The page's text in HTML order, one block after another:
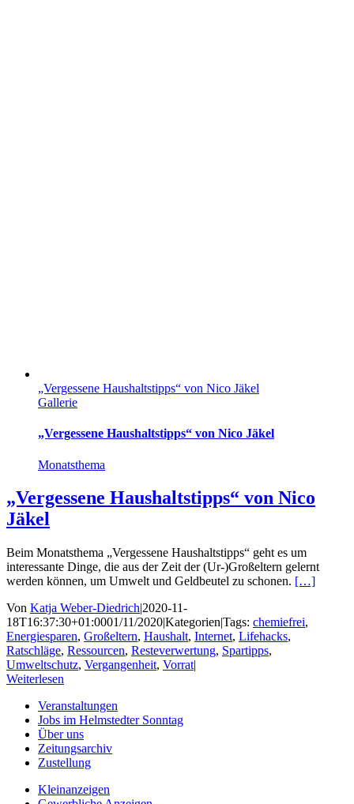
„Vergessene Haushaltstipps“ von Nico Jäkel
Gallerie
„Vergessene Haushaltstipps“ von Nico Jäkel
Monatsthema
„Vergessene Haushaltstipps“ von Nico
Jäkel
Beim Monatsthema „Vergessene Haushaltstipps“ geht es um
interessante Dinge, die aus der Zeit der (Ur-)Großeltern gelernt
werden können, um Umwelt und Geldbeutel zu schonen. […]
Von Katja Weber-Diedrich|2020-11-
18T16:37:30+01:0001/11/2020|Kategorien|Tags: chemiefrei,
Energiesparen, Großeltern, Haushalt, Internet, Lifehacks,
Ratschläge, Ressourcen, Resteverwertung, Spartipps,
Umweltschutz, Vergangenheit, Vorrat|
Weiterlesen
Veranstaltungen
Jobs im Helmstedter Sonntag
Über uns
Zeitungsarchiv
Zustellung
Kleinanzeigen